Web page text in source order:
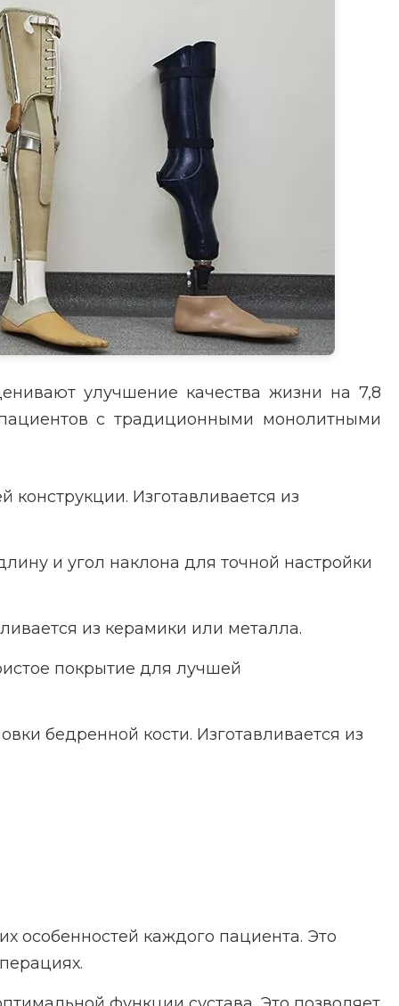
улучшение качества жизни на 7,8
с традиционными монолитными
Изготавливается из
и угол наклона для точной настройки
из керамики или металла.
покрытие для лучшей
бедренной кости. Изготавливается из
особенностей каждого пациента. Это